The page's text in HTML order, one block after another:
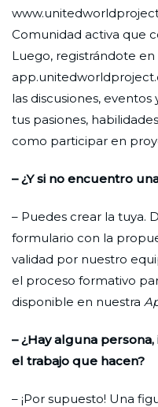
Comunidad activa que
Luego, registrándote en
las discusiones,
tus pasiones,
como participar en
– ¿Y si no encuentro
– Puedes crear la tuya.
formulario con la
validad por nuestro
el proceso formativo
disponible en nuestra
– ¿Hay alguna
el trabajo que hacen?
– ¡Por supuesto! Una